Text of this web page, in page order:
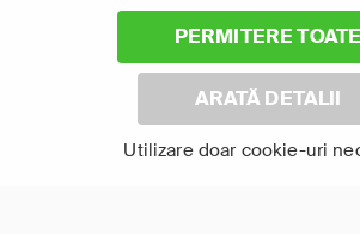
PERMITERE TOATE
ARATĂ DETALII
Utilizare doar cookie-uri